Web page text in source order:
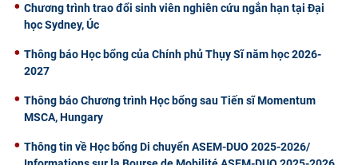
Chương trình trao đổi sinh viên nghiên cứu ngắn hạn tại Đại
học Sydney, Úc
Thông báo Học bổng của Chính phủ Thụy Sĩ năm học 2026-
2027
Thông báo Chương trình Học bổng sau Tiến sĩ Momentum
MSCA, Hungary
Thông tin về Học bổng Di chuyển ASEM-DUO 2025-2026/